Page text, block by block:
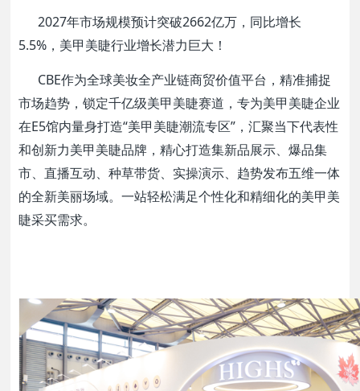
2027年市场规模预计突破2662亿万，同比增长
5.5%，美甲美睫行业增长潜力巨大！
CBE作为全球美妆全产业链商贸价值平台，精准捕捉
市场趋势，锁定千亿级美甲美睫赛道，专为美甲美睫企业
在E5馆内量身打造“美甲美睫潮流专区”，汇聚当下代表性
和创新力美甲美睫品牌，精心打造集新品展示、爆品集
市、直播互动、种草带货、实操演示、趋势发布五维一体
的全新美丽场域。一站轻松满足个性化和精细化的美甲美
睫采买需求。